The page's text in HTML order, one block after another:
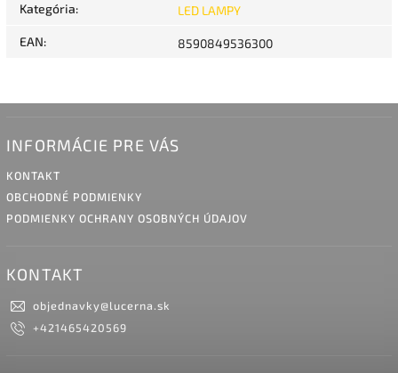
Kategória: LED LAMPY
EAN: 8590849536300
INFORMÁCIE PRE VÁS
KONTAKT
OBCHODNÉ PODMIENKY
PODMIENKY OCHRANY OSOBNÝCH ÚDAJOV
KONTAKT
objednavky@lucerna.sk
+421465420569